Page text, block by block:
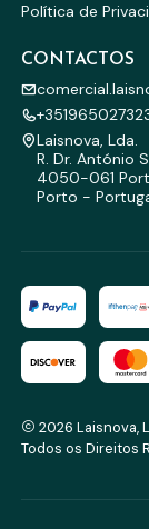
Política de
CONTACTOS
Laisnova, Lda.
R. Dr. António
4050-061
Porto -
2026 Laisnova,
Todos os Direitos